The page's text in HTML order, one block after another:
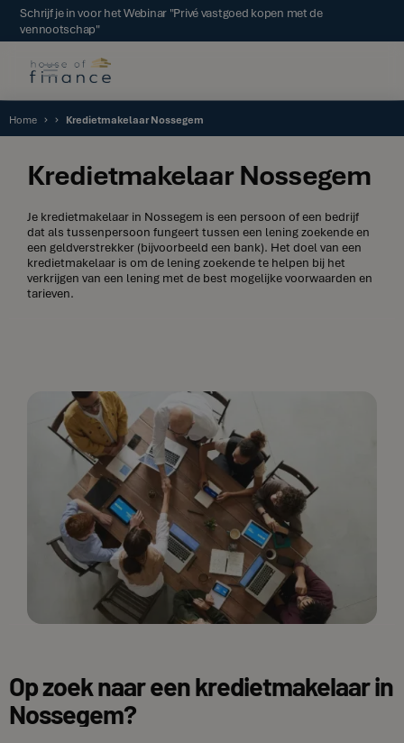
Schrijf je in voor het Webinar "Privé vastgoed kopen met de
vennootschap"
Home Kredietmakelaar Nossegem
Kredietmakelaar Nossegem
Je kredietmakelaar in Nossegem is een persoon of een bedrijf
dat als tussenpersoon fungeert tussen een lening zoekende en
een geldverstrekker (bijvoorbeeld een bank). Het doel van een
kredietmakelaar is om de lening zoekende te helpen bij het
verkrijgen van een lening met de best mogelijke voorwaarden en
tarieven.
Op zoek naar een kredietmakelaar in
Nossegem?